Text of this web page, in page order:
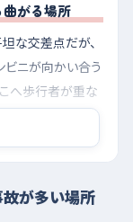
がる場所
な交差点だが、
ビニが向かい合う
こへ歩行者が重な
の前で急に止ま
吉消防署前交差
歩行者と車が
ー店、南東に保
が多い場所